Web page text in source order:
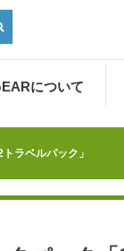
について
ラベルパック」